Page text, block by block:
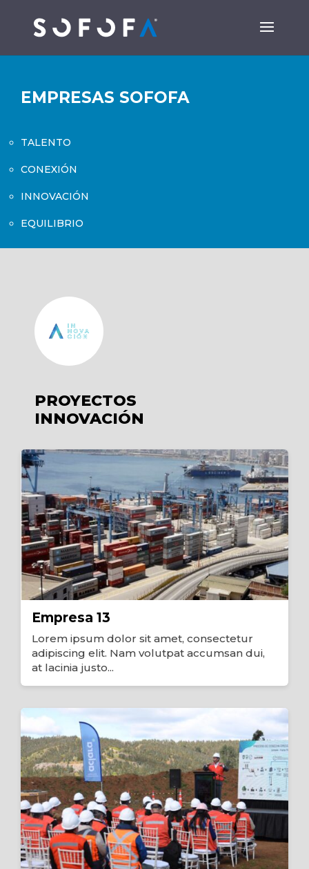
EMPRESAS SOFOFA
TALENTO
CONEXIÓN
INNOVACIÓN
EQUILIBRIO
PROYECTOS
INNOVACIÓN
Empresa 13
Lorem ipsum dolor sit amet, consectetur
adipiscing elit. Nam volutpat accumsan dui,
at lacinia justo...